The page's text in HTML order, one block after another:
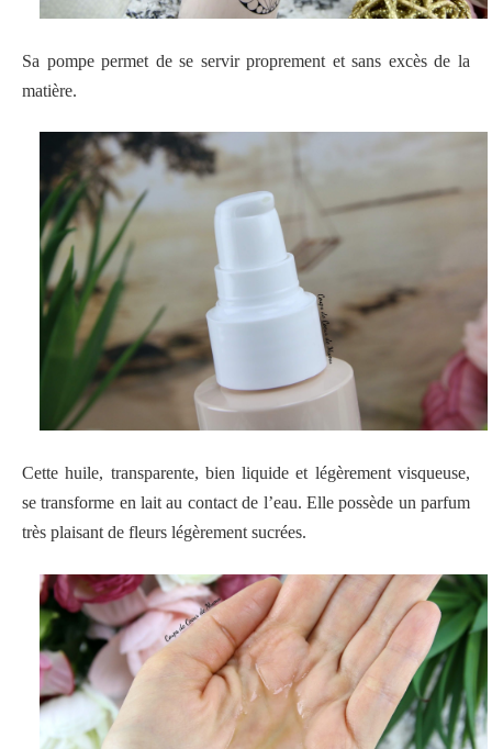
Sa pompe permet de se servir proprement et sans excès de la
matière.
Cette huile, transparente, bien liquide et légèrement visqueuse,
se transforme en lait au contact de l’eau. Elle possède un parfum
très plaisant de fleurs légèrement sucrées.